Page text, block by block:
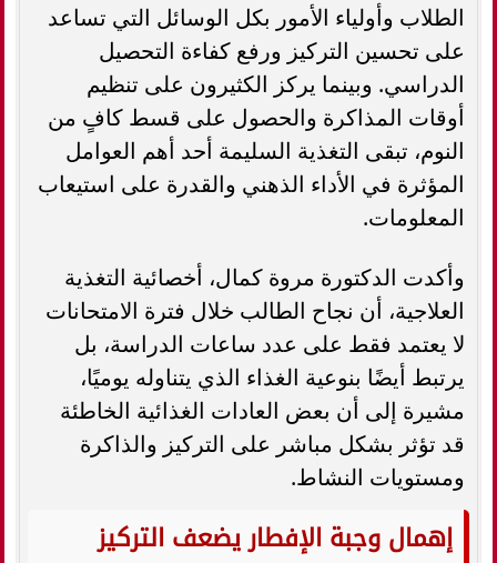
الطلاب وأولياء الأمور بكل الوسائل التي تساعد
على تحسين التركيز ورفع كفاءة التحصيل
الدراسي. وبينما يركز الكثيرون على تنظيم
أوقات المذاكرة والحصول على قسط كافٍ من
النوم، تبقى التغذية السليمة أحد أهم العوامل
المؤثرة في الأداء الذهني والقدرة على استيعاب
المعلومات.
وأكدت الدكتورة مروة كمال، أخصائية التغذية
العلاجية، أن نجاح الطالب خلال فترة الامتحانات
لا يعتمد فقط على عدد ساعات الدراسة، بل
يرتبط أيضًا بنوعية الغذاء الذي يتناوله يوميًا،
مشيرة إلى أن بعض العادات الغذائية الخاطئة
قد تؤثر بشكل مباشر على التركيز والذاكرة
ومستويات النشاط.
إهمال وجبة الإفطار يضعف التركيز